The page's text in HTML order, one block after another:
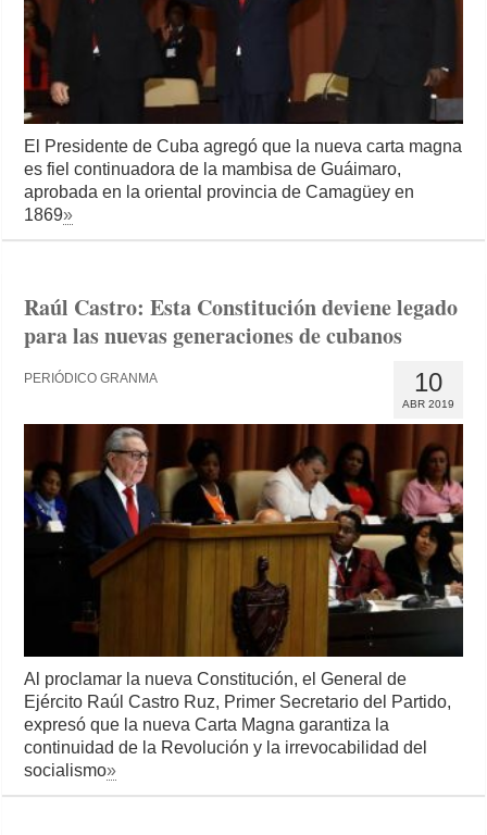
El Presidente de Cuba agregó que la nueva carta magna
es fiel continuadora de la mambisa de Guáimaro,
aprobada en la oriental provincia de Camagüey en
1869»
Raúl Castro: Esta Constitución deviene legado
para las nuevas generaciones de cubanos
10
ABR 2019
PERIÓDICO GRANMA
Al proclamar la nueva Constitución, el General de
Ejército Raúl Castro Ruz, Primer Secretario del Partido,
expresó que la nueva Carta Magna garantiza la
continuidad de la Revolución y la irrevocabilidad del
socialismo»